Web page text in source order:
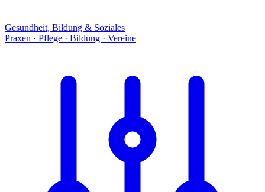
Gesundheit, Bildung & Soziales
Praxen · Pflege · Bildung · Vereine